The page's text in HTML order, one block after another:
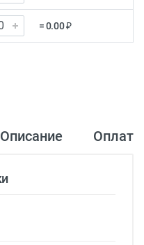
= 0.00 ₽
Описание Оплата